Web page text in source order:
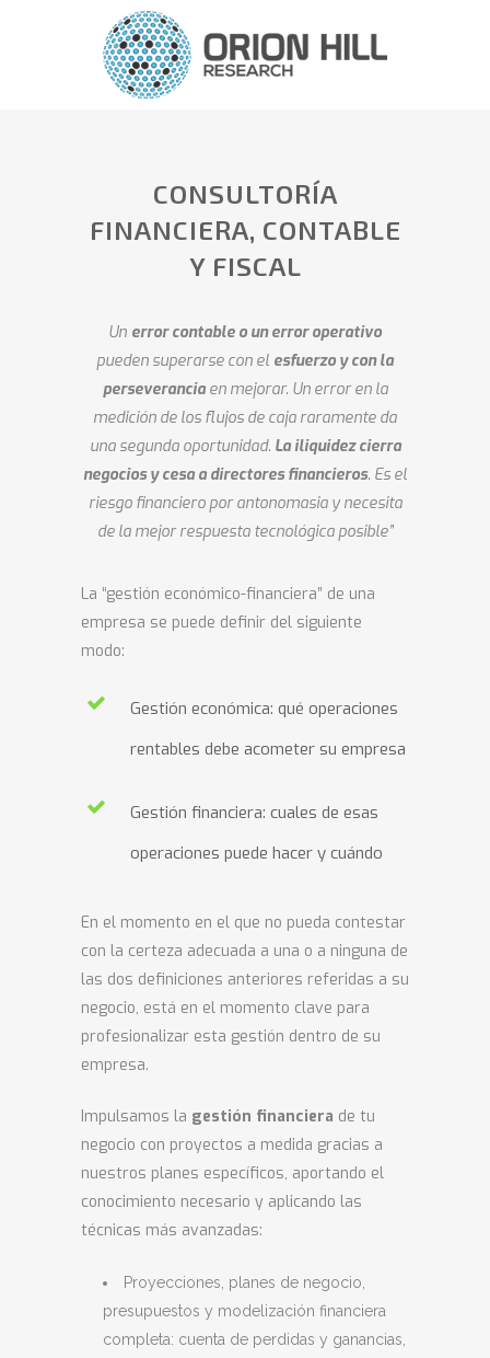
CONSULTORÍA
FINANCIERA, CONTABLE
Y FISCAL
Un error contable o un error operativo
pueden superarse con el esfuerzo y con la
perseveranciaen mejorar. Un error en la
medición de los flujos de caja raramente da
una segunda oportunidad. La iliquidez cierra
negocios y cesa a directores financieros. Es el
riesgo financiero por antonomasia y necesita
de la mejor respuesta tecnológica posible”
La “gestión económico-financiera” de una
empresa se puede definir del siguiente
modo:
Gestión económica: qué operaciones
rentables debe acometer su empresa
Gestión financiera: cuales de esas
operaciones puede hacer y cuándo
En el momento en el que no pueda contestar
con la certeza adecuada a una o a ninguna de
las dos definiciones anteriores referidas a su
negocio, está en el momento clave para
profesionalizar esta gestión dentro de su
empresa.
Impulsamos la gestión financiera de tu
negocio con proyectos a medida gracias a
nuestros planes específicos, aportando el
conocimiento necesario y aplicando las
técnicas más avanzadas:
Proyecciones, planes de negocio,
presupuestos y modelización financiera
completa: cuenta de perdidas y ganancias,